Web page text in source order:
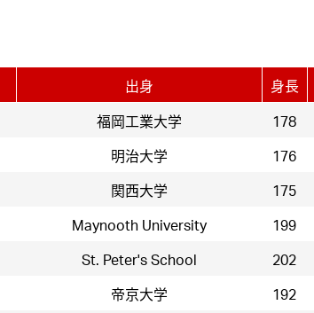
出身 身長
福岡工業大学 178
明治大学 176
関西大学 175
Maynooth University 199
St. Peter's School 202
帝京大学 192